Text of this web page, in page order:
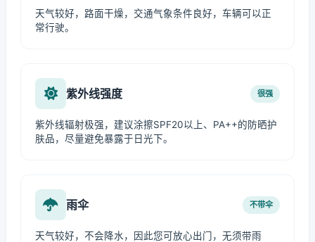
天气较好，路面干燥，交通气象条件良好，车辆可以正
常行驶。
紫外线强度 很强
紫外线辐射极强，建议涂擦SPF20以上、PA++的防晒护
肤品，尽量避免暴露于日光下。
雨伞 不带伞
天气较好，不会降水，因此您可放心出门，无须带雨